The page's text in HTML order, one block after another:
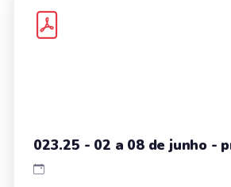
023.25 - 02 a 08 de junho -